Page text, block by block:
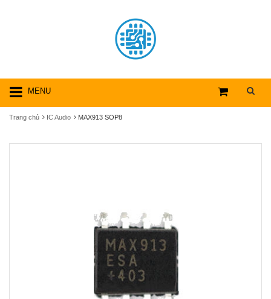
MENU
Trang chủ IC Audio MAX913 SOP8